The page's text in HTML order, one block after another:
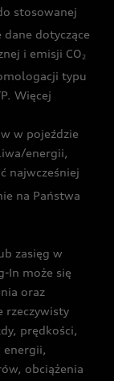
stosowanej
dotyczące
i emisji CO2
typu
Więcej
w pojeździe
energii,
najwcześniej
na Państwa
zasięg w
In może się
oraz
rzeczywisty
prędkości,
energii,
obciążenia